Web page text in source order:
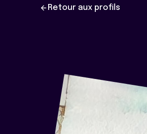
Retour aux profils